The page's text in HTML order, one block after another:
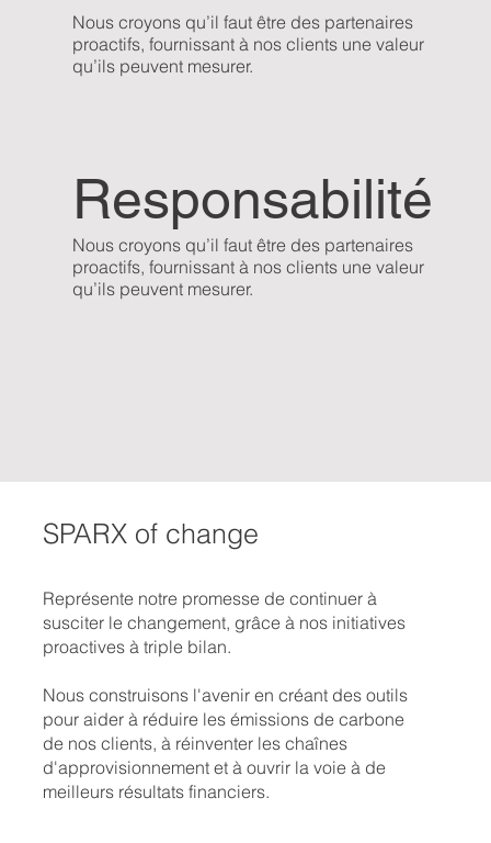
Responsabilité
Nous croyons qu’il faut être des partenaires
proactifs, fournissant à nos clients une valeur
qu’ils peuvent mesurer.
Nous croyons qu’il faut être des partenaires
proactifs, fournissant à nos clients une valeur
qu’ils peuvent mesurer.
SPARX of change
Représente notre promesse de continuer à
susciter le changement, grâce à nos initiatives
proactives à triple bilan.
Nous construisons l'avenir en créant des outils
pour aider à réduire les émissions de carbone
de nos clients, à réinventer les chaînes
d'approvisionnement et à ouvrir la voie à de
meilleurs résultats financiers.